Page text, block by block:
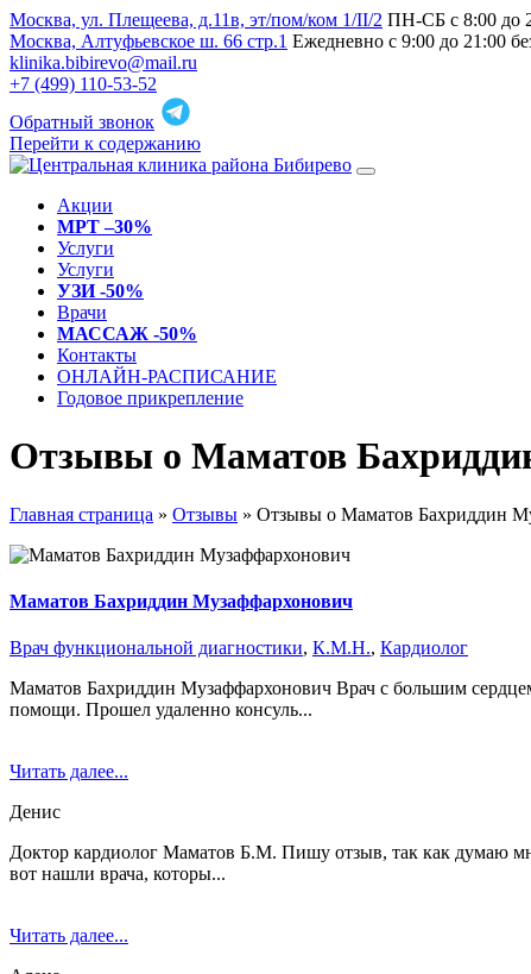
Москва, ул. Плещеева, д.11в, эт/пом/ком 1/II/2 ПН-СБ с 8:00 до
Москва, Алтуфьевское ш. 66 стр.1 Ежедневно с 9:00 до 21:00
klinika.bibirevo@mail.ru
+7 (499) 110-53-52
Обратный звонок
Перейти к содержанию
Акции
МРТ –30%
Услуги
Услуги
УЗИ -50%
Врачи
МАССАЖ -50%
Контакты
ОНЛАЙН-РАСПИСАНИЕ
Годовое прикрепление
Отзывы о Маматов
Главная страница » Отзывы » Отзывы о Маматов Бахриддин
Маматов Бахриддин Музаффархонович
Врач функциональной диагностики, К.М.Н., Кардиолог
Маматов Бахриддин Музаффархонович Врач с большим
помощи. Прошел удаленно консуль...
Читать далее...
Денис
Доктор кардиолог Маматов Б.М. Пишу отзыв, так как думаю
вот нашли врача, которы...
Читать далее...